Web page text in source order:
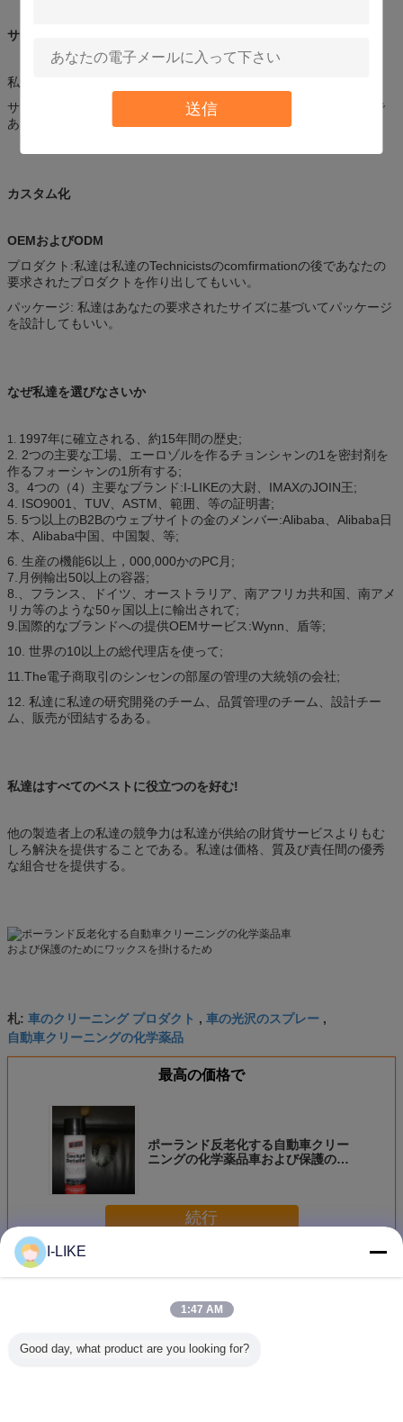
送信
サンプル
私達は2部分内の試供品を提供する。
サンプルは私達があなたの急使料金を受け取った後送られるべきで
ある。
カスタム化
OEMおよびODM
プロダクト:私達は私達のTechnicistsのcomfirmationの後であなたの
要求されたプロダクトを作り出してもいい。
パッケージ: 私達はあなたの要求されたサイズに基づいてパッケージ
を設計してもいい。
なぜ私達を選びなさいか
1. 1997年に確立される、約15年間の歴史;
2. 2つの主要な工場、エーロゾルを作るチョンシャンの1を密封剤を
作るフォーシャンの1所有する;
3。4つの（4）主要なブランド:I-LIKEの大尉、IMAXのJOIN王;
4. ISO9001、TUV、ASTM、範囲、等の証明書;
5. 5つ以上のB2Bのウェブサイトの金のメンバー:Alibaba、Alibaba日
本、Alibaba中国、中国製、等;
6. 生産の機能6以上，000,000かのPC月;
7.月例輸出50以上の容器;
8.、フランス、ドイツ、オーストラリア、南アフリカ共和国、南アメ
リカ等のような50ヶ国以上に輸出されて;
9.国際的なブランドへの提供OEMサービス:Wynn、盾等;
10. 世界の10以上の総代理店を使って;
11.The電子商取引のシンセンの部屋の管理の大統領の会社;
12. 私達に私達の研究開発のチーム、品質管理のチーム、設計チー
ム、販売が団結するある。
私達はすべてのベストに役立つのを好む!
他の製造者上の私達の競争力は私達が供給の財貨サービスよりもむ
しろ解決を提供することである。私達は価格、質及び責任間の優秀
な組合せを提供する。
札: 車のクリーニング プロダクト , 車の光沢のスプレー ,
自動車クリーニングの化学薬品
最高の価格で
ポーランド反老化する自動車クリー
ニングの化学薬品車および保護のた
続行
多く自動車クリーニング プロダクト
I-LIKE
1:47 AM
Good day, what product are you looking for?